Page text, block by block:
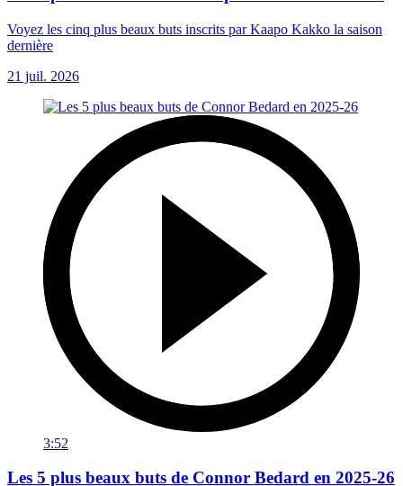
Voyez les cinq plus beaux buts inscrits par Kaapo Kakko la saison
dernière
21 juil. 2026
3:52
Les 5 plus beaux buts de Connor Bedard en 2025-26